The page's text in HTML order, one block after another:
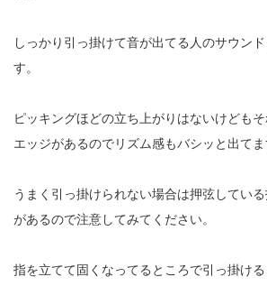
しっかり引っ掛けて音が出てる人のサウン
す。
ピッキングほどの立ち上がりはないけども
エッジがあるのでリズム感もバシッと出てま
うまく引っ掛けられない場合は押弦してい
があるので注意してみてください。
指を立てて固くなってるところで引っ掛ける